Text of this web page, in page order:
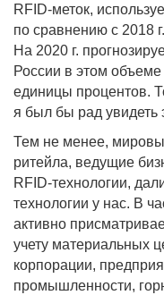
RFID-меток,
по сравнению с 2018
На 2020 г.
России в этом
единицы процентов.
я был бы рад увидеть
Тем не менее,
ритейла, ведущие
RFID-технологии,
технологии у нас. В
активно
учету материальных
корпорации,
промышленности,